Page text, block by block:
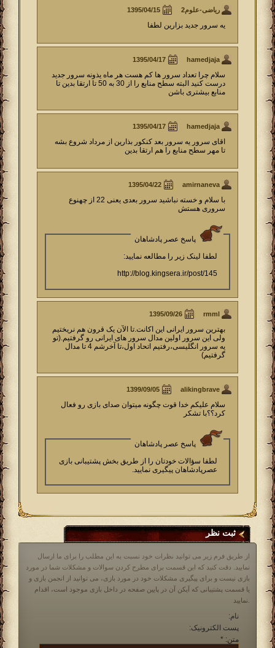
ریاضی-علوم2
یه سرور جدید بزارین لطفا
hamedjaja
سلام چرا تعداد سرور ها کم هست هر ماه یذونه سرور جدید
درست کنید البته سطح منابع را از 30 به 50 تا ارتقا بدین تا
منابع بیشتری باشن
hamedjaja
اقای سرور یه سرور بعد کنکور بذارین از مرداد شروع بشه
تا مهر سطح منابع را هم ارتقا بدین
amirnaneva
با سلام و خسته نباشید سرور بعدی یعنی 22 از چهنوع
سروری هستش
پاسخ عصر پادشاهان
لطفا لینک زیر را مطالعه نمایید:
http://blog.kingsera.ir/post/145
rmml
بهترین سرور ایرانی این اکانت.تا الآن یک قرون هم نریختیم
ولی این سرور اولین مدال سرور های ایرانی رو گرفتیم.(تو
یه سرور انگلیسی،رفتیم اتحاد اول،تا آخرشم 4 تا مدال
گرفتیم)
alikingbrave
سلام علیکم خدا قوت چگونه میتوان صدای بازی رو فعال
کرد؟؟با تشکر
پاسخ عصر پادشاهان
لطفا سؤالات خودتان را از طریق بخش پشتیبانی بازی
عصرپادشاهان پیگیری نمایید.
ثبت نظر
از طریق فرم زیر می توانید نظرات خود نسبت به این مطلب را برای ما ارسال
نمایید. دقت کنید که این قسمت برای مطرح کردن سوالات و مشکلات شما در مورد
بازی نیست و برای پیگیری مشکلات خود در مورد بازی، می توانید از انجمن بازی و
یا قسمت پشتیبانی که آیکن آن در پایین صفحه در داخل بازی موجود است، اقدام
نمایید.
نام:
پست الکترونیک:
متن:*